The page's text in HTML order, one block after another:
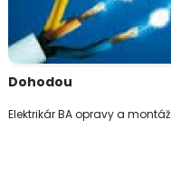
Dohodou
Elektrikár BA opravy a montáž